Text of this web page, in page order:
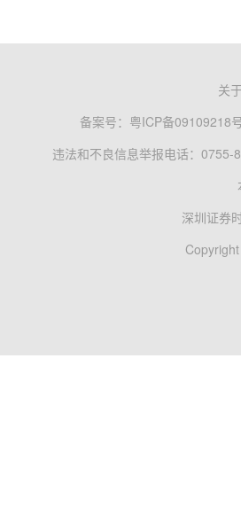
关
备案号： 粤ICP备09109218
违法和不良信息举报电话：0755-
深圳证券